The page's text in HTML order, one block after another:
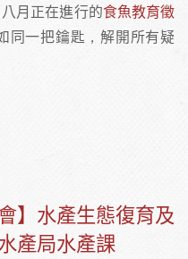
月正在進行的食魚教育徵
同一把鑰匙，解開所有疑
】水產生態復育及
產局水產課